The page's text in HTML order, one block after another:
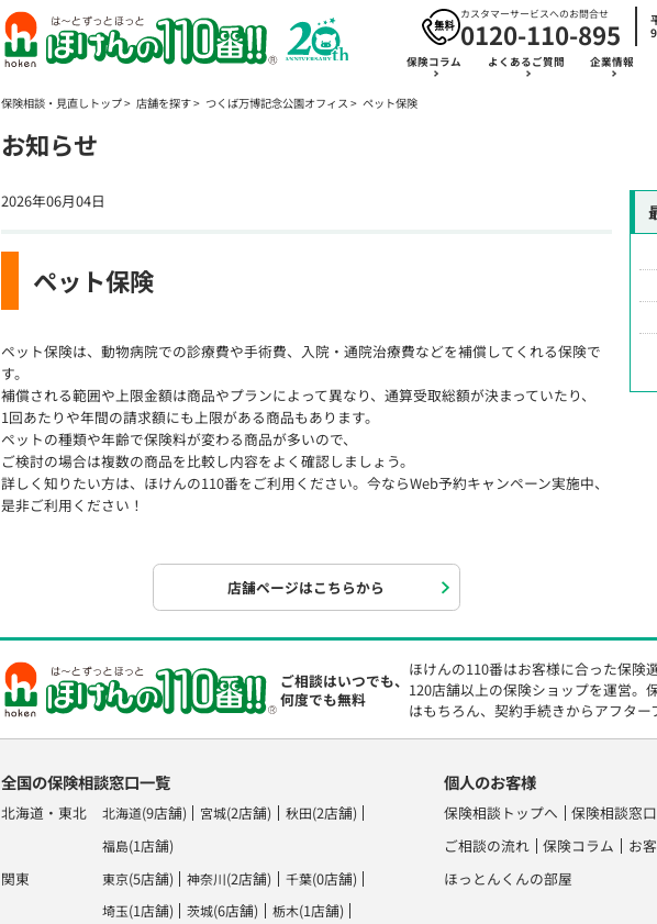
カスタマーサービスへのお問合せ
0120-110-895
保険コラム よくあるご質問 企業情報
保険相談・見直しトップ 店舗を探す つくば万博記念公園オフィス ペット保険
お知らせ
2026年06月04日
ペット保険
ペット保険は、動物病院での診療費や手術費、入院・通院治療費などを補償してくれる保険で
す。
補償される範囲や上限金額は商品やプランによって異なり、通算受取総額が決まっていたり、
1回あたりや年間の請求額にも上限がある商品もあります。
ペットの種類や年齢で保険料が変わる商品が多いので、
ご検討の場合は複数の商品を比較し内容をよく確認しましょう。
詳しく知りたい方は、ほけんの110番をご利用ください。今ならWeb予約キャンペーン実施中、
是非ご利用ください！
店舗ページはこちらから
ご相談はいつでも、
何度でも無料
ほけんの110番はお客様に合った保険
120店舗以上の保険ショップを運営。
はもちろん、契約手続きからアフター
全国の保険相談窓口一覧
北海道・東北 北海道(9店舗) 宮城(2店舗) 秋田(2店舗)
福島(1店舗)
関東
東京(5店舗) 神奈川(2店舗) 千葉(0店舗)
埼玉(1店舗) 茨城(6店舗) 栃木(1店舗)
個人のお客様
保険相談トップへ 保険相談窓
ご相談の流れ
保険コラム お
ほっとんくんの部屋